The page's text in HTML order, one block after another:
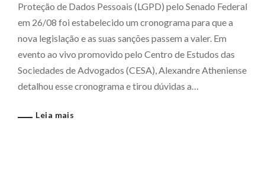
Proteção de Dados Pessoais (LGPD) pelo Senado Federal
em 26/08 foi estabelecido um cronograma para que a
nova legislação e as suas sanções passem a valer. Em
evento ao vivo promovido pelo Centro de Estudos das
Sociedades de Advogados (CESA), Alexandre Atheniense
detalhou esse cronograma e tirou dúvidas a…
Leia mais